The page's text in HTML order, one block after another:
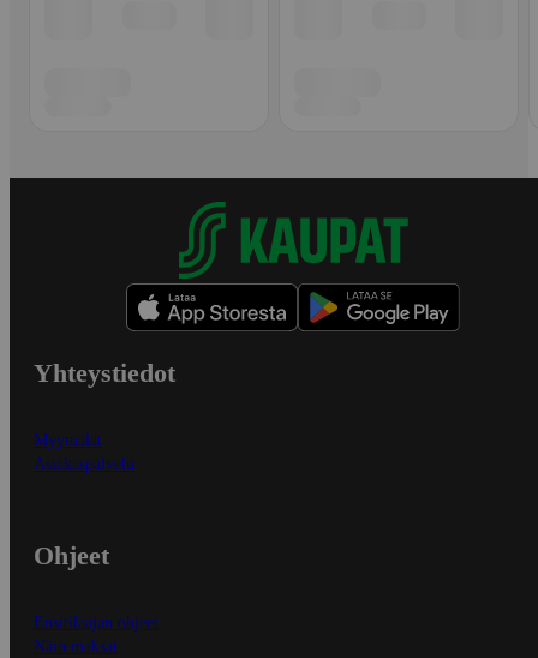
Yhteystiedot
Myymälät
Asiakaspalvelu
Ohjeet
Ensitilaajan ohjeet
Näin maksat